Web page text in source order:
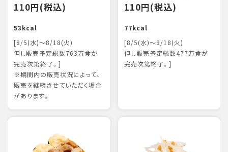
110円(税込)
53kcal
[8/5(水)～8/18(火)
但し販売予定総数763万食が
完売次第終了。]
※期間内の販売状況によって、
販売を継続させていただく場合
があります。
110円(税込)
77kcal
[8/5(水)～8/18(火)
但し販売予定総数477万食が
完売次第終了。]